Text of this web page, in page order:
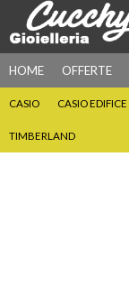
HOME OFFERTE
CASIO CASIO EDIFICE
TIMBERLAND